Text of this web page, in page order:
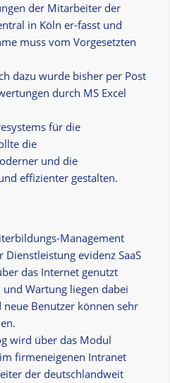
der Mitarbeiter der
in Köln er-fasst und
muss vom Vorgesetzten
dazu wurde bisher per Post
durch MS Excel
für die
die
und die
effizienter gestalten.
Management
evidenz SaaS
das Internet genutzt
Wartung liegen dabei
Benutzer können sehr
wird über das Modul
firmeneigenen Intranet
der deutschlandweit